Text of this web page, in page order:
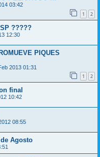
03:42
1 2
?????
12:30
PIQUES
2013 01:31
1 2
final
10:42
08:55
Agosto